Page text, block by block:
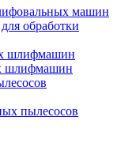
машин
обработки
шлифмашин
шлифмашин
пылесосов